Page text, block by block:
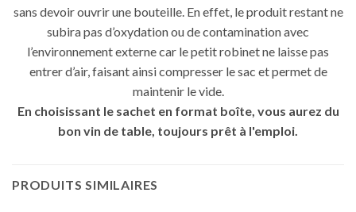
sans devoir ouvrir une bouteille. En effet, le produit restant ne
subira pas d’oxydation ou de contamination avec
l’environnement externe car le petit robinet ne laisse pas
entrer d’air, faisant ainsi compresser le sac et permet de
maintenir le vide.
En choisissant le sachet en format boîte, vous aurez du
bon vin de table, toujours prêt à l'emploi.
PRODUITS SIMILAIRES